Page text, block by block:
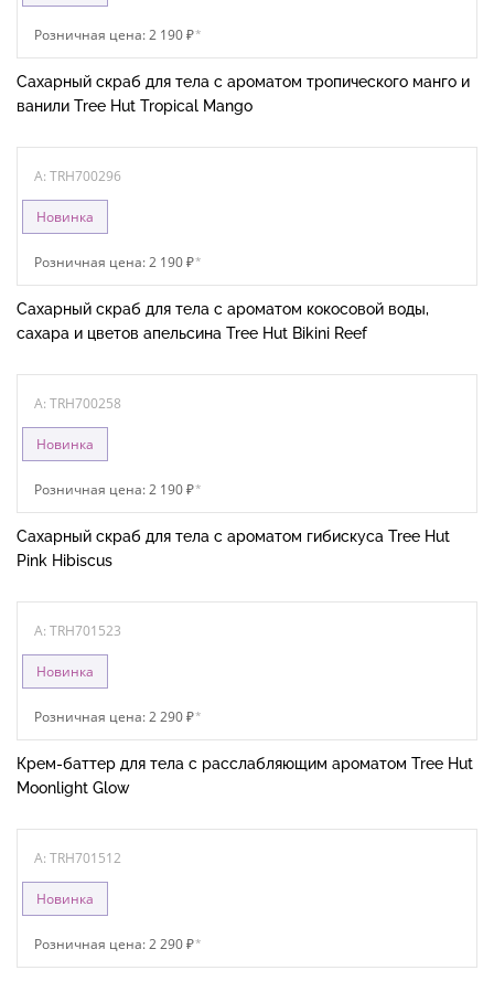
Розничная цена: 2 190 ₽*
Сахарный скраб для тела с ароматом тропического манго и
ванили Tree Hut Tropical Mango
A: TRH700296
Новинка
Розничная цена: 2 190 ₽*
Сахарный скраб для тела с ароматом кокосовой воды,
сахара и цветов апельсина Tree Hut Bikini Reef
A: TRH700258
Новинка
Розничная цена: 2 190 ₽*
Сахарный скраб для тела с ароматом гибискуса Tree Hut
Pink Hibiscus
A: TRH701523
Новинка
Розничная цена: 2 290 ₽*
Крем-баттер для тела с расслабляющим ароматом Tree Hut
Moonlight Glow
A: TRH701512
Новинка
Розничная цена: 2 290 ₽*